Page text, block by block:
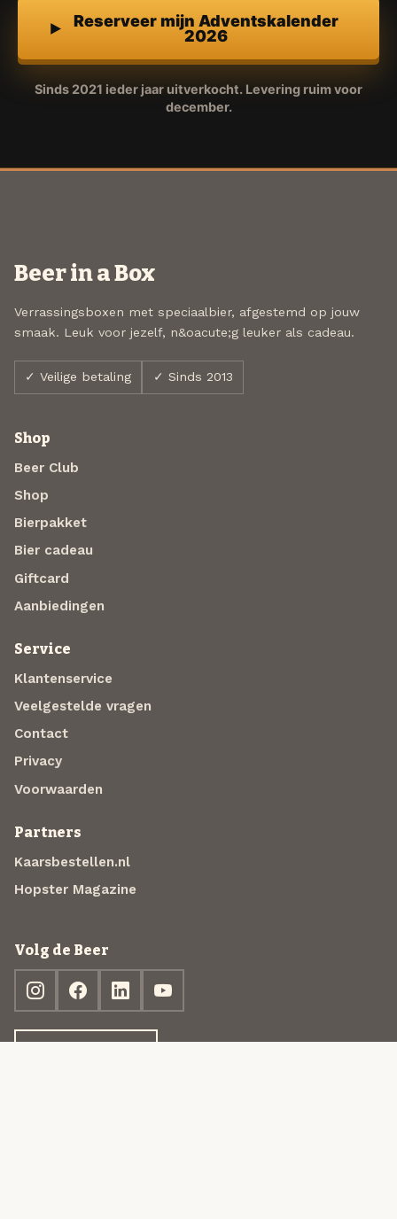
Reserveer mijn Adventskalender
2026
Sinds 2021 ieder jaar uitverkocht. Levering ruim voor
december.
Beer in a Box
Verrassingsboxen met speciaalbier, afgestemd op jouw
smaak. Leuk voor jezelf, n&oacute;g leuker als cadeau.
✓ Veilige betaling ✓ Sinds 2013
Shop
Beer Club
Shop
Bierpakket
Bier cadeau
Giftcard
Aanbiedingen
Service
Klantenservice
Veelgestelde vragen
Contact
Privacy
Voorwaarden
Partners
Kaarsbestellen.nl
Hopster Magazine
Volg de Beer